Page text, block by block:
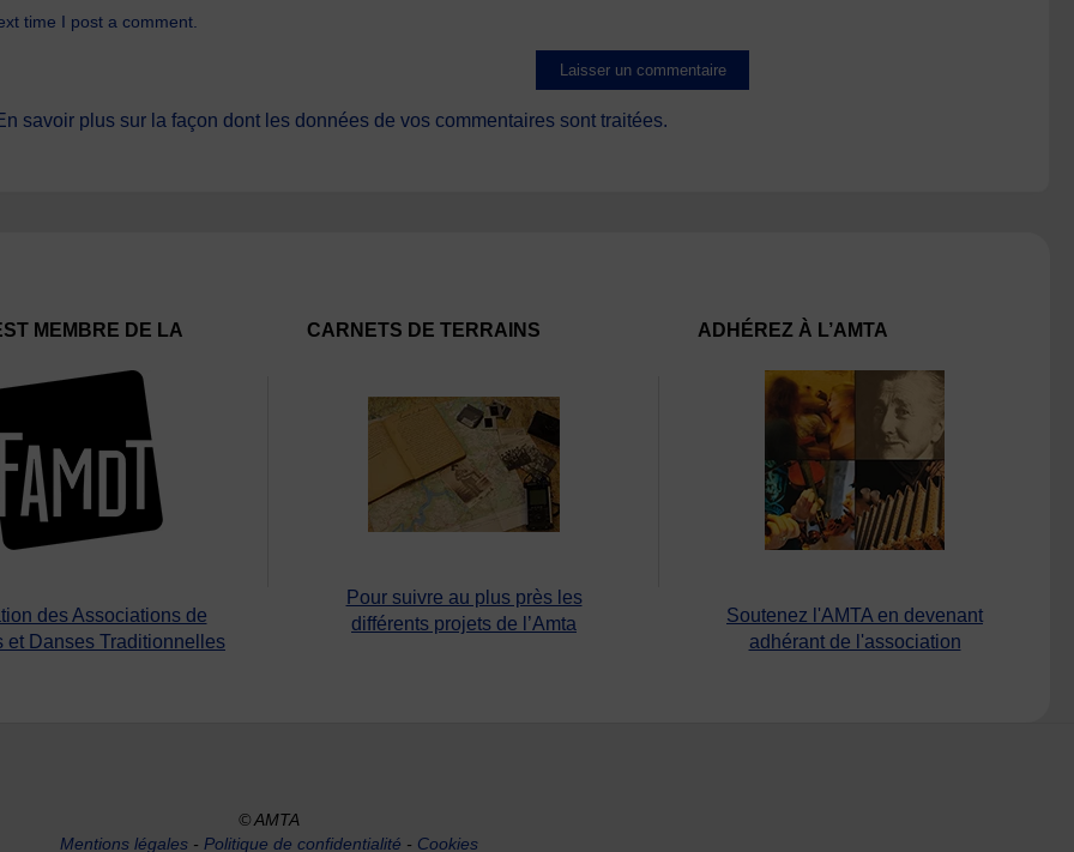
time I post a comment.
savoir plus sur la façon dont les données de vos commentaires sont traitées.
MEMBRE DE LA
des Associations de
et Danses Traditionnelles
CARNETS DE TERRAINS
Pour suivre au plus près les
différents projets de l’Amta
ADHÉREZ À L’AMTA
Soutenez l'AMTA en devenant
adhérant de l'association
© AMTA
Mentions légales- Politique de confidentialité - Cookies